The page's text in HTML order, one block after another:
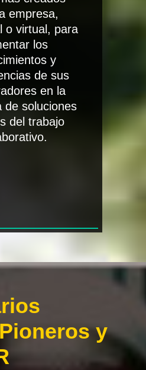
empresa,
o virtual, para
los
y
de sus
en la
de soluciones
del trabajo
y